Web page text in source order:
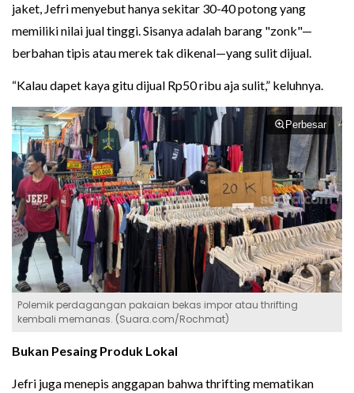
jaket, Jefri menyebut hanya sekitar 30-40 potong yang
memiliki nilai jual tinggi. Sisanya adalah barang "zonk"—
berbahan tipis atau merek tak dikenal—yang sulit dijual.
“Kalau dapet kaya gitu dijual Rp50 ribu aja sulit,” keluhnya.
Perbesar
Polemik perdagangan pakaian bekas impor atau thrifting
kembali memanas. (Suara.com/Rochmat)
Bukan Pesaing Produk Lokal
Jefri juga menepis anggapan bahwa thrifting mematikan